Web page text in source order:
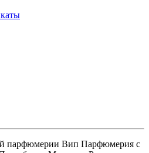
парфюмерии Вип Парфюмерия с